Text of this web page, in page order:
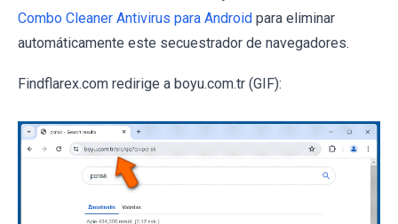
Combo Cleaner Antivirus para Android para eliminar
automáticamente este secuestrador de navegadores.
Findflarex.com redirige a boyu.com.tr (GIF):